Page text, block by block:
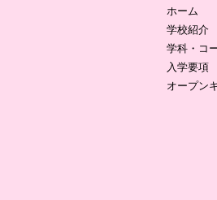
ホーム
学校紹介
学科・コ
入学要項
オープン